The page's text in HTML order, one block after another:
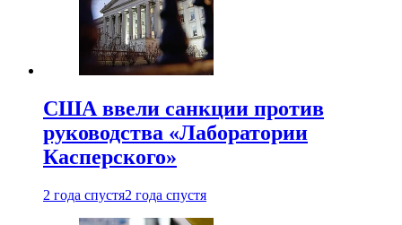
США ввели санкции против
руководства «Лаборатории
Касперского»
2 года спустя2 года спустя